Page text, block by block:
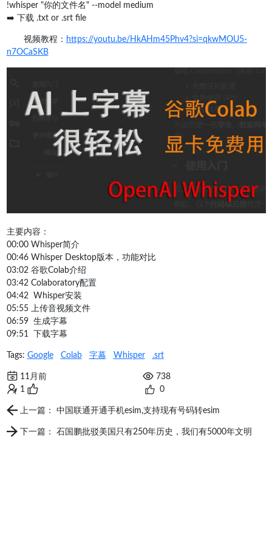
!whisper "你的文件名" --model medium
➡️ 下载 .txt or .srt file
视频教程： https://youtu.be/HkAHm45Phv4?si=qkwMOU5-
n7OCaSKB
主要内容：
00:00 Whisper简介
00:46 Whisper Desktop版本，功能对比
03:02 谷歌Colab介绍
03:42 Colaboratory配置
04:42 Whisper安装
05:55 上传音视频文件
06:59 生成字幕
09:51 下载字幕
Tags: Google Colab 字幕 Whisper .srt
11月前
738
1
0
上一篇： 中国联通开通手机esim,支持现有号码转esim
下一篇： 石国鹏批驳美国只有250年历史，我们有5000年文明